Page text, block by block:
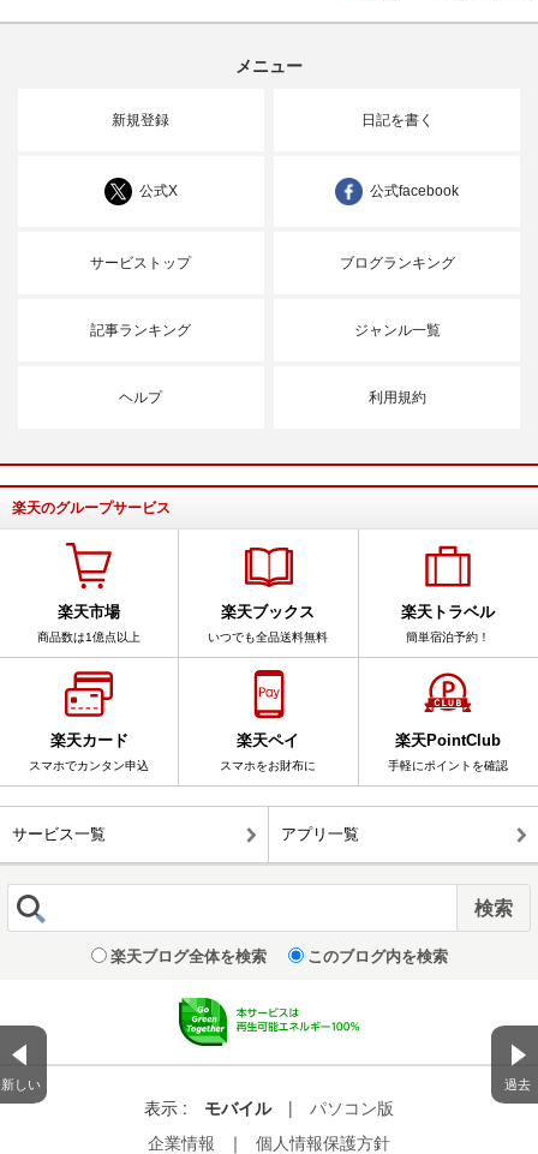
新しい 過去
メニュー
新規登録 日記を書く
公式X 公式facebook
サービストップ ブログランキング
記事ランキング ジャンル一覧
ヘルプ 利用規約
楽天のグループサービス
楽天市場
商品数は1億点以上
楽天ブックス
いつでも全品送料無料
楽天トラベル
簡単宿泊予約！
楽天カード
スマホでカンタン申込
楽天ペイ
スマホをお財布に
楽天PointClub
手軽にポイントを確認
サービス一覧 アプリ一覧
楽天ブログ全体を検索 このブログ内を検索
表示 : モバイル |
パソコン版
企業情報
｜ 個人情報保護方針